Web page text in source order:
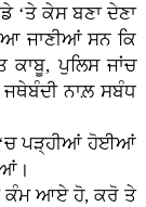
‘ਤੇ ਕੇਸ ਬਣਾ ਦੇਣਾ
ਆ ਜਾਣੀਆਂ ਸਨ ਕਿ
ਪੁਲਿਸ ਜਾਂਚ
ਜਥੇਬੰਦੀ ਨਾਲ਼ ਸਬੰਧ
ਪੜ੍ਹੀਆਂ ਹੋਈਆਂ
ਕੰਮ ਆਏ ਹੋ, ਕਰੋ ਤੇ